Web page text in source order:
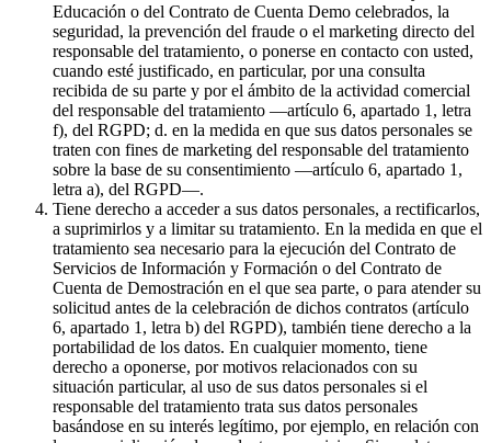
Educación o del Contrato de Cuenta Demo celebrados, la
seguridad, la prevención del fraude o el marketing directo del
responsable del tratamiento, o ponerse en contacto con usted,
cuando esté justificado, en particular, por una consulta
recibida de su parte y por el ámbito de la actividad comercial
del responsable del tratamiento —artículo 6, apartado 1, letra
f), del RGPD; d. en la medida en que sus datos personales se
traten con fines de marketing del responsable del tratamiento
sobre la base de su consentimiento —artículo 6, apartado 1,
letra a), del RGPD—.
Tiene derecho a acceder a sus datos personales, a rectificarlos,
a suprimirlos y a limitar su tratamiento. En la medida en que el
tratamiento sea necesario para la ejecución del Contrato de
Servicios de Información y Formación o del Contrato de
Cuenta de Demostración en el que sea parte, o para atender su
solicitud antes de la celebración de dichos contratos (artículo
6, apartado 1, letra b) del RGPD), también tiene derecho a la
portabilidad de los datos. En cualquier momento, tiene
derecho a oponerse, por motivos relacionados con su
situación particular, al uso de sus datos personales si el
responsable del tratamiento trata sus datos personales
basándose en su interés legítimo, por ejemplo, en relación con